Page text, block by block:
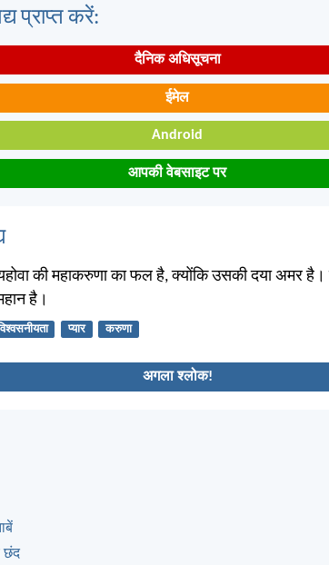
प्राप्त करें:
दैनिक अधिसूचना
ईमेल
Android
आपकी वेबसाइट पर
की महाकरुणा का फल है, क्योंकि उसकी दया अमर है।
है।
प्यार करुणा
अगला श्लोक!
छंद